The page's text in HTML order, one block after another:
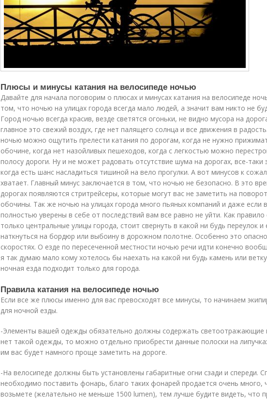
Плюсы и минусы катания на велосипеде ночью
Давайте для начала поговорим о плюсах и минусах катания на велосипеде
том, что ночью на улицах города всегда мало людей, а значит вам никто не
Город ночью всегда красив, везде светятся огоньки, не видно мусора на
главное это свежий воздух, где нет палящего солнца и все движения в
ночью можно ощутить прелести катания по дорогам, когда не нужно
обочине, когда нет назойливых пешеходов, когда с легкостью можно
полосу дороги. Ну и не может радовать отсутствие шума на дорогах, все-таки
когда есть шанс насладиться тишиной на вело прогулки. А вот минусов к
хватает. Главный минус заключается в том, что ночью не безопасно. В это
дорогах появляются стритрейсеры, которые могут вас не заметить на
обочины. Так же ночью на улицах города много пьяных компаний и даже если
полностью уверены в себе от последствий вам все равно не уйти. Как
только центральные улицы города, стоит свернуть в какой ни будь переулок и
наткнуться на бордюр или выбоину в дорожном полотне. Особенно это
скоростях. О езде по пересеченной местности ночью речи идти конечно
я так думаю мало кому хотелось бы наехать на какой ни будь камень или
ночная езда подходит только для города.
Правила катания на велосипеде ночью
Если все же плюсы именно для вас превосходят все минусы, то начинаем
для ночной езды.
-Элементы вашей одежды обязательно должны содержать светоотражающие
нет такой одежды, то можно отдельно приобрести данные полоски на
им вас будет намного проще заметить на дороге.
-На велосипеде должны быть установлены габаритные огни сзади и спереди.
необходимо поставить фонарь, благо таких фонарей продается очень много,
возьмете (желательно не меньше 1500 lumen), тем лучше будите видеть, что